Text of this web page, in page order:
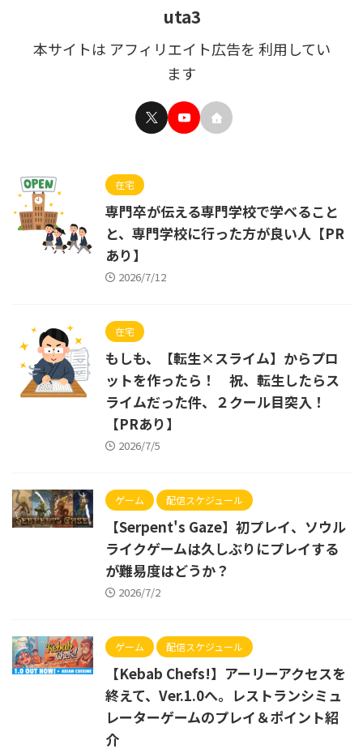
uta3
本サイトは アフィリエイト広告を 利用してい
ます
在宅
専門卒が伝える専門学校で学べること
と、専門学校に行った方が良い人【PR
あり】
2026/7/12
在宅
もしも、【転生×スライム】からプロ
ットを作ったら！ 祝、転生したらス
ライムだった件、２クール目突入！
【PRあり】
2026/7/5
ゲーム 配信スケジュール
【Serpent's Gaze】初プレイ、ソウル
ライクゲームは久しぶりにプレイする
が難易度はどうか？
2026/7/2
ゲーム 配信スケジュール
【Kebab Chefs!】アーリーアクセスを
終えて、Ver.1.0へ。レストランシミュ
レーターゲームのプレイ＆ポイント紹
介